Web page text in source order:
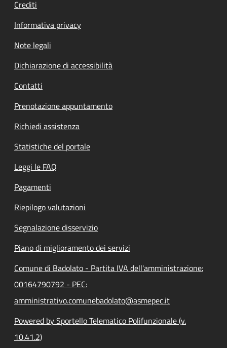
Crediti
Informativa privacy
Note legali
Dichiarazione di accessibilità
Contatti
Prenotazione appuntamento
Richiedi assistenza
Statistiche del portale
Leggi le FAQ
Pagamenti
Riepilogo valutazioni
Segnalazione disservizio
Piano di miglioramento dei servizi
Comune di Badolato - Partita IVA dell'amministrazione:
00164790792 - PEC:
amministrativo.comunebadolato@asmepec.it
Powered by Sportello Telematico Polifunzionale (v.
10.41.2)